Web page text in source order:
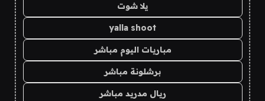
يلا شوت
yalla shoot
مباريات اليوم مباشر
برشلونة مباشر
ريال مدريد مباشر